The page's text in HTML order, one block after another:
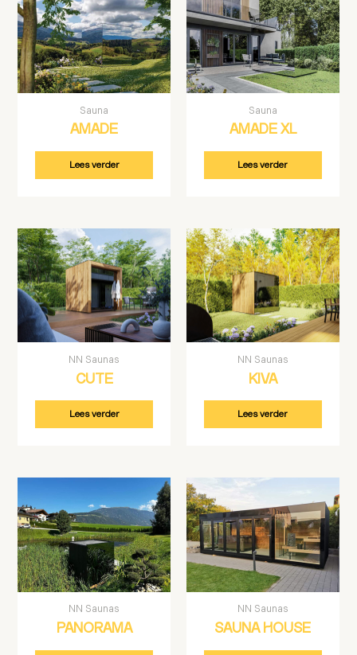
Sauna
AMADE
Lees verder
Sauna
AMADE XL
Lees verder
NN Saunas
CUTE
Lees verder
NN Saunas
KIVA
Lees verder
NN Saunas
PANORAMA
NN Saunas
SAUNA HOUSE